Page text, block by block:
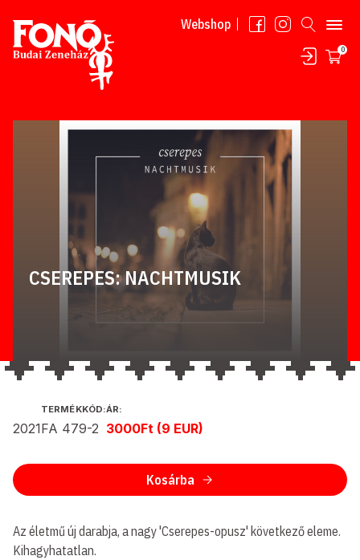
Tovább a tartalomhoz Webshop
0
CSEREPES: NACHTMUSIK
ÉS
ÉVE:
2021
TERMÉKKÓD:
FA 479-2
ÁR:
3000Ft (9 EUR)
Kosárba
Az életmű új darabja, a nagy 'Cserepes-opusz' következő eleme.
Kihagyhatatlan.